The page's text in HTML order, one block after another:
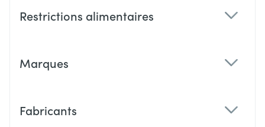
Restrictions alimentaires
Marques
Fabricants